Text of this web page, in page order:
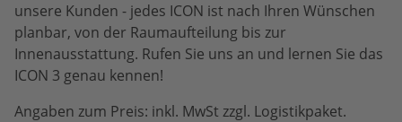
unsere Kunden - jedes ICON ist nach Ihren Wünschen
planbar, von der Raumaufteilung bis zur
Innenausstattung. Rufen Sie uns an und lernen Sie das
ICON 3 genau kennen!
Angaben zum Preis: inkl. MwSt zzgl. Logistikpaket.